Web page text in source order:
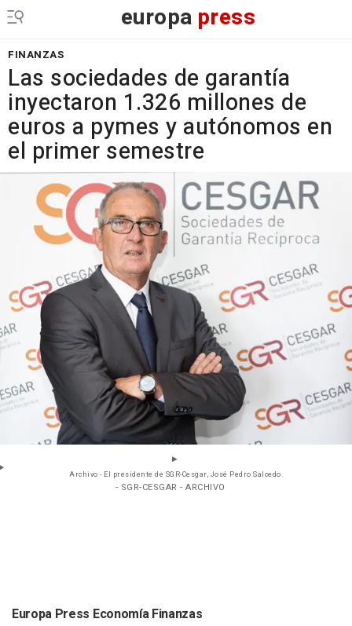
europa press
FINANZAS
Las sociedades de garantía
inyectaron 1.326 millones de
euros a pymes y autónomos en
el primer semestre
Archivo - El presidente de SGR-Cesgar, José Pedro Salcedo.
- SGR-CESGAR - ARCHIVO
Europa Press Economía Finanzas